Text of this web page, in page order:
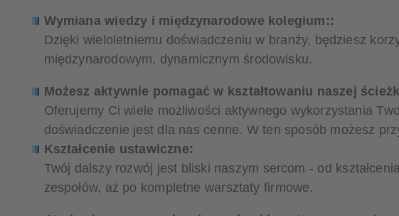
Wymiana wiedzy i międzynarodowe kolegium::
Dzięki wieloletniemu doświadczeniu w branży, będziesz
międzynarodowym, dynamicznym środowisku.
Możesz aktywnie pomagać w kształtowaniu naszej
Oferujemy Ci wiele możliwości aktywnego wykorzystania
doświadczenie jest dla nas cenne. W ten sposób możesz
Kształcenie ustawiczne:
Twój dalszy rozwój jest bliski naszym sercom - od
zespołów, aż po kompletne warsztaty firmowe.